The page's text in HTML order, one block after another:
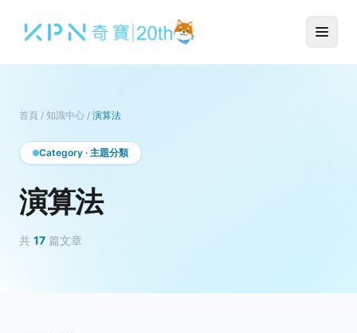
首頁 / 知識中心 / 演算法
Category · 主題分類
演算法
共 17 篇文章